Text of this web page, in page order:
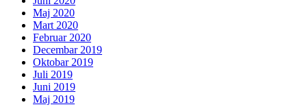
Maj 2020
Mart 2020
Februar 2020
Decembar 2019
Oktobar 2019
Juli 2019
Juni 2019
Maj 2019